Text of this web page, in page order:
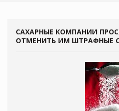
САХАРНЫЕ КОМПАНИИ
ОТМЕНИТЬ ИМ ШТРАФНЫЕ